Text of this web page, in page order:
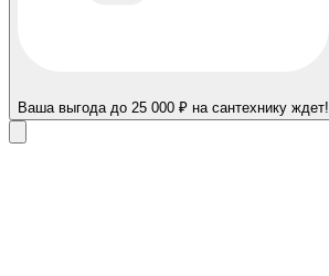
Ваша выгода до 25 000 ₽ на сантехнику ждет!